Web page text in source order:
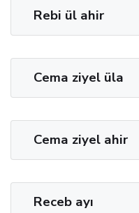
Rebi ül ahir
Cema ziyel üla
Cema ziyel ahir
Receb ayı